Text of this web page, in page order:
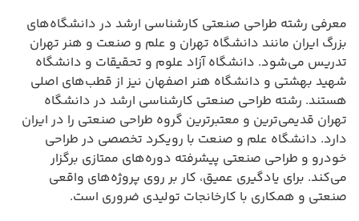
معرفی رشته طراحی صنعتی کارشناسی ارشد در دانشگاه‌های
بزرگ ایران مانند دانشگاه تهران و علم و صنعت و هنر تهران
تدریس می‌شود. دانشگاه آزاد علوم و تحقیقات و دانشگاه
شهید بهشتی و دانشگاه هنر اصفهان نیز از قطب‌های اصلی
هستند. رشته طراحی صنعتی کارشناسی ارشد در دانشگاه
تهران قدیمی‌ترین و معتبرترین گروه طراحی صنعتی را در ایران
دارد. دانشگاه علم و صنعت با رویکرد تخصصی در طراحی
خودرو و طراحی صنعتی پیشرفته دوره‌های ممتازی برگزار
می‌کند. برای یادگیری عمیق، کار بر روی پروژه‌های واقعی
صنعتی و همکاری با کارخانجات تولیدی ضروری است.